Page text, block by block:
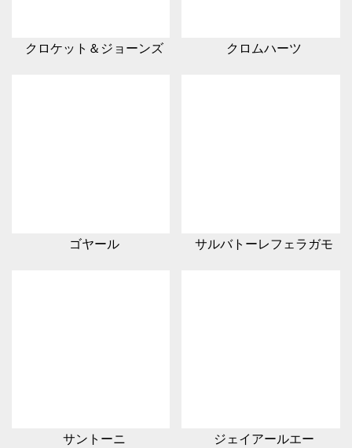
クロケット＆ジョーンズ クロムハーツ
ゴヤール サルバトーレフェラガモ
サントーニ ジェイアールエー